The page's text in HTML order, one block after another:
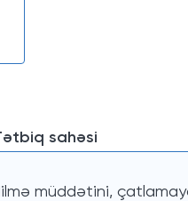
sahəsi
müddətini, çatlamaya